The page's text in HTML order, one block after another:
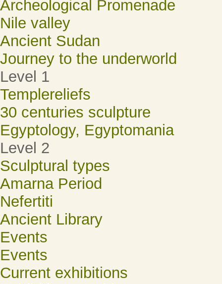
Archeological Promenade
Nile valley
Ancient Sudan
Journey to the underworld
Level 1
Templereliefs
30 centuries sculpture
Egyptology, Egyptomania
Level 2
Sculptural types
Amarna Period
Nefertiti
Ancient Library
Events
Events
Current exhibitions